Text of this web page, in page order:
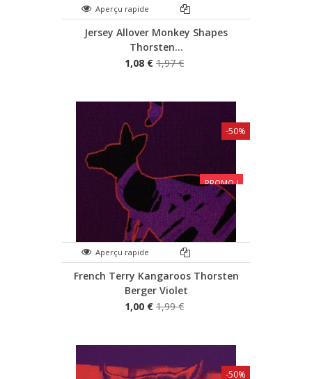
Aperçu rapide
Jersey Allover Monkey Shapes
Thorsten...
1,08 € 1,97 €
PROMO !
Aperçu rapide
French Terry Kangaroos Thorsten
Berger Violet
1,00 € 1,99 €
-50%
-50%